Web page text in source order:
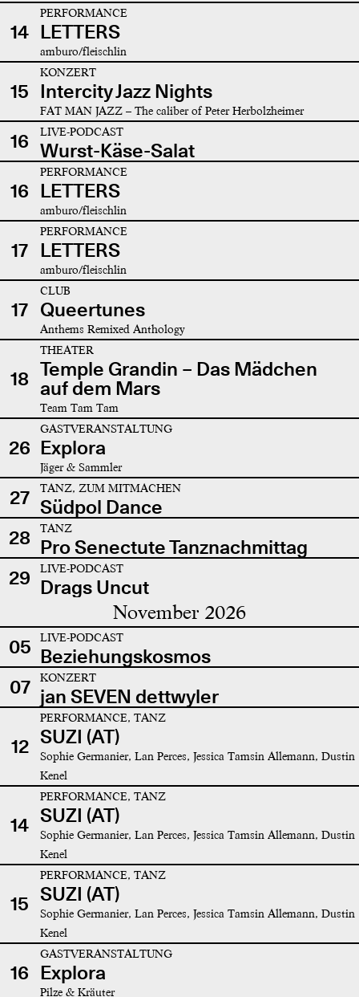
14
PERFORMANCE
LETTERS
amburo/fleischlin
15
KONZERT
Intercity Jazz Nights
FAT MAN JAZZ – The caliber of Peter Herbolzheimer
16 LIVE-PODCAST
Wurst-Käse-Salat
16
PERFORMANCE
LETTERS
amburo/fleischlin
17
PERFORMANCE
LETTERS
amburo/fleischlin
17
CLUB
Queertunes
Anthems Remixed Anthology
18
THEATER
Temple Grandin – Das Mädchen
auf dem Mars
Team Tam Tam
26
GASTVERANSTALTUNG
Explora
Jäger & Sammler
27 TANZ, ZUM MITMACHEN
Südpol Dance
28
TANZ
Pro Senectute Tanznachmittag
29
LIVE-PODCAST
Drags Uncut
November 2026
05 LIVE-PODCAST
Beziehungskosmos
07
KONZERT
jan SEVEN dettwyler
12
PERFORMANCE, TANZ
SUZI (AT)
Sophie Germanier, Lan Perces, Jessica Tamsin Allemann, Dustin
Kenel
14
PERFORMANCE, TANZ
SUZI (AT)
Sophie Germanier, Lan Perces, Jessica Tamsin Allemann, Dustin
Kenel
15
PERFORMANCE, TANZ
SUZI (AT)
Sophie Germanier, Lan Perces, Jessica Tamsin Allemann, Dustin
Kenel
16
GASTVERANSTALTUNG
Explora
Pilze & Kräuter